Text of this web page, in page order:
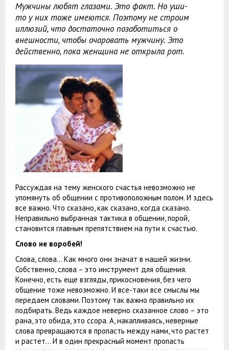
Мужчины любят глазами. Это факт. Но уши-
то у них тоже имеются. Поэтому не строим
иллюзий, что достаточно позаботиться о
внешности, чтобы очаровать мужчину. Это
действенно, пока женщина не открыла рот.
Рассуждая на тему женского счастья невозможно не
упомянуть об общении с противоположным полом. И здесь
все важно. Что сказано, как сказано, когда сказано.
Неправильно выбранная тактика в общении, порой,
становится главным препятствием на пути к счастью.
Слово не воробей!
Слова, слова… Как много они значат в нашей жизни.
Собственно, слова – это инструмент для общения.
Конечно, есть еще взгляды, прикосновения, без чего
общение тоже невозможно. И все-таки все смыслы мы
передаем словами. Поэтому так важно правильно их
подбирать. Ведь каждое неверно сказанное слово – это
рана, это обида, это ссора. А, накапливаясь, неверные
слова превращаются в пропасть между нами, что растет
и растет… И в один прекрасный момент пропасть